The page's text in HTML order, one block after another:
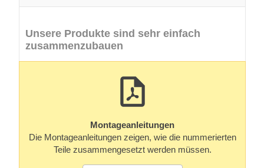
Unsere Produkte sind sehr einfach
zusammenzubauen
Montageanleitungen
Die Montageanleitungen zeigen, wie die nummerierten
Teile zusammengesetzt werden müssen.